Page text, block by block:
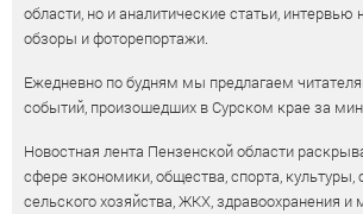
области, но и аналитические статьи,
обзоры и фоторепортажи.
Ежедневно по будням мы предлагаем
событий, произошедших в Сурском крае за
Новостная лента Пензенской области
сфере экономики, общества, спорта, культуры,
сельского хозяйства, ЖКХ, здравоохранения